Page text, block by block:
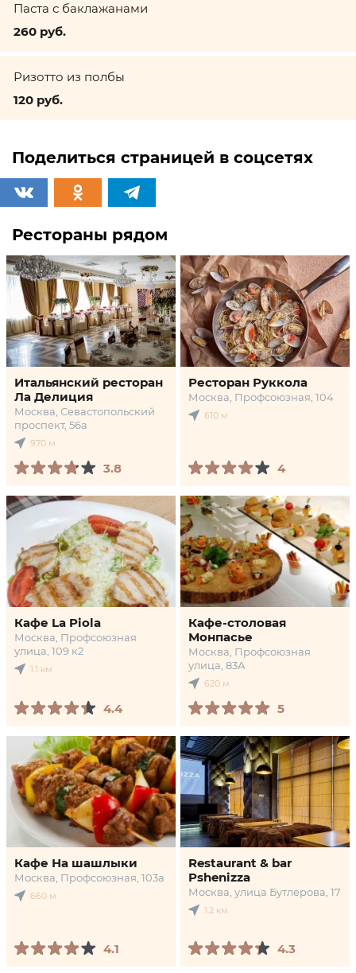
Паста с баклажанами
260 руб.
Ризотто из полбы
120 руб.
Поделиться страницей в соцсетях
Рестораны рядом
Итальянский ресторан
Ла Делиция
Москва, Севастопольский
проспект, 56а
970 м
3.8
Ресторан Руккола
Москва, Профсоюзная, 104
610 м
4
Кафе La Piola
Москва, Профсоюзная
улица, 109 к2
1.1 км
4.4
Кафе-столовая
Монпасье
Москва, Профсоюзная
улица, 83А
620 м
5
Кафе На шашлыки
Москва, Профсоюзная, 103а
660 м
4.1
Restaurant & bar
Pshenizza
Москва, улица Бутлерова, 17
1.2 км
4.3